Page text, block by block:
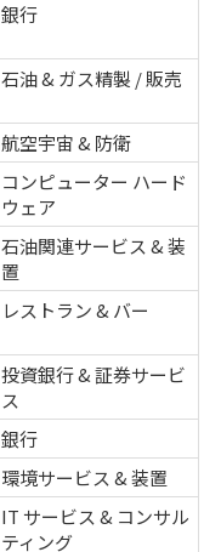
銀行
石油 & ガス精製 / 販売
航空宇宙 & 防衛
コンピューター ハード
ウェア
石油関連サービス & 装
置
レストラン & バー
投資銀行 & 証券サービ
ス
銀行
環境サービス & 装置
IT サービス & コンサル
ティング